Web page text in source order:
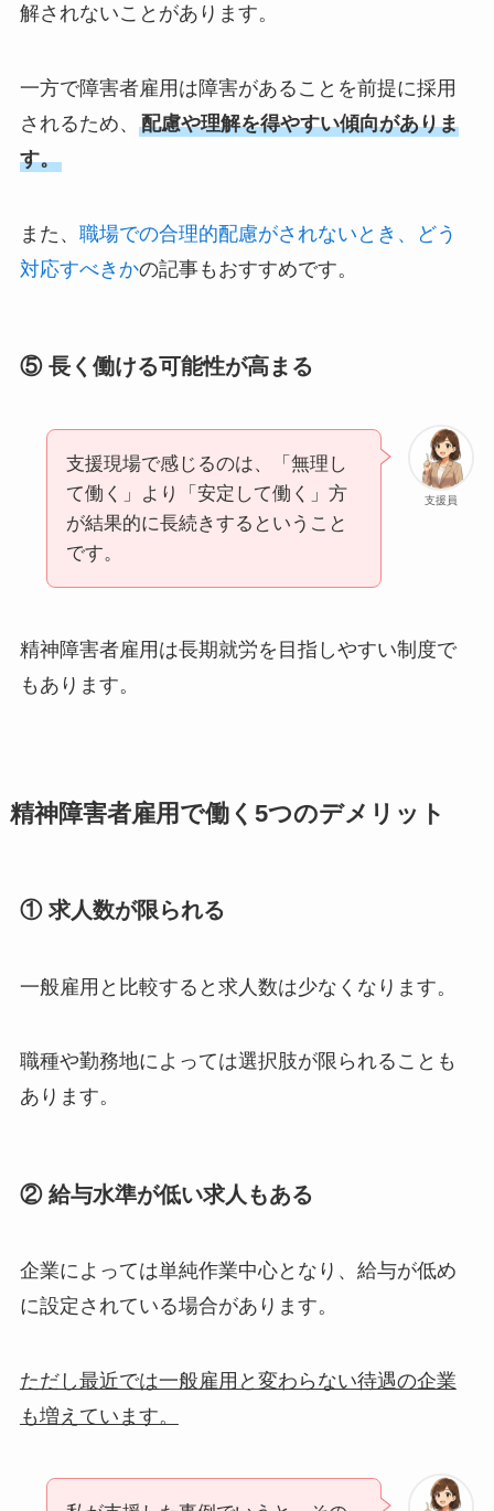
解されないことがあります。
一方で障害者雇用は障害があることを前提に採用
されるため、 配慮や理解を得やすい傾向がありま
す。
また、 職場での合理的配慮がされないとき、どう
対応すべきかの記事もおすすめです。
⑤ 長く働ける可能性が高まる
支援員
支援現場で感じるのは、「無理し
て働く」より「安定して働く」方
が結果的に長続きするということ
です。
精神障害者雇用は長期就労を目指しやすい制度で
もあります。
精神障害者雇用で働く5つのデメリット
① 求人数が限られる
一般雇用と比較すると求人数は少なくなります。
職種や勤務地によっては選択肢が限られることも
あります。
② 給与水準が低い求人もある
企業によっては単純作業中心となり、給与が低め
に設定されている場合があります。
ただし最近では一般雇用と変わらない待遇の企業
も増えています。